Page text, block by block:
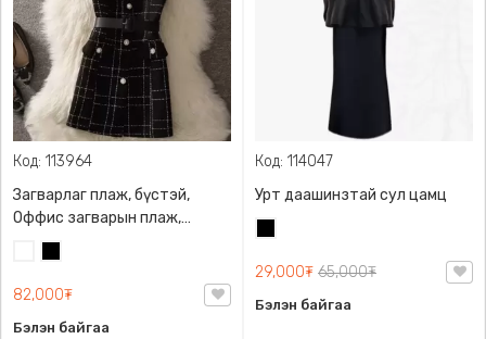
Код: 113964
Загварлаг плаж, бүстэй,
Оффис загварын плаж,
Загварлаг, дэгжин
82,000₮
Бэлэн байгаа
Код: 114047
Урт даашинзтай сул цамц
29,000₮ 65,000₮
Бэлэн байгаа